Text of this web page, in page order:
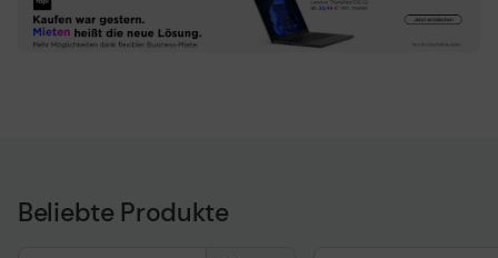
Beliebte Produkte